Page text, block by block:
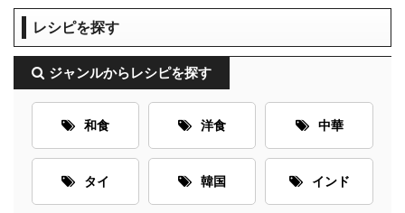
レシピを探す
ジャンルからレシピを探す
和食 洋食 中華
タイ 韓国 インド